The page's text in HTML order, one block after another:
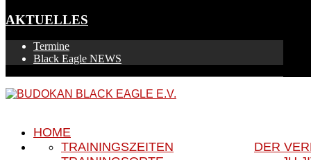
AKTUELLES
Termine
Black Eagle NEWS
HOME
DER
TRAININGSZEITEN